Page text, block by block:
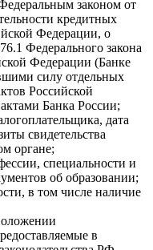
законом от
кредитных
Федерации, о
Федерального закона
Федерации (Банке
силу отдельных
Российской
Банка России;
дата
свидетельства
органе;
специальности и
об образовании;
в том числе наличие
в